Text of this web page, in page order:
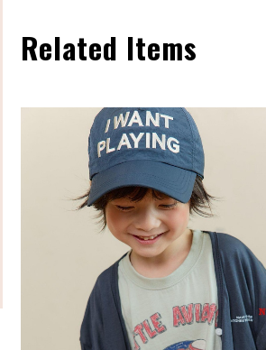
Related Items